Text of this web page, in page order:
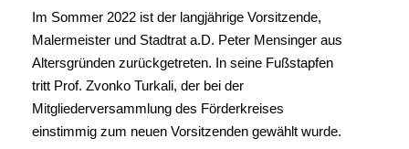
Im Sommer 2022 ist der langjährige Vorsitzende,
Malermeister und Stadtrat a.D. Peter Mensinger aus
Altersgründen zurückgetreten. In seine Fußstapfen
tritt Prof. Zvonko Turkali, der bei der
Mitgliederversammlung des Förderkreises
einstimmig zum neuen Vorsitzenden gewählt wurde.